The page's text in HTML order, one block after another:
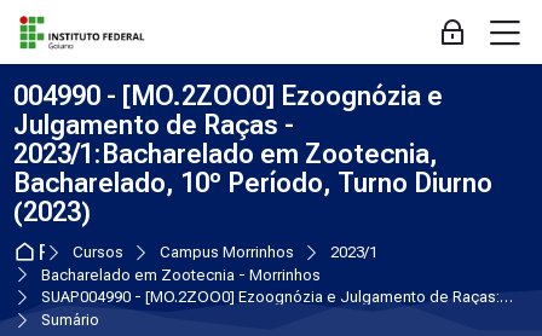
Skip to navigation
Skip to login form
Ir para o conteúdo principal
Skip to accessibility options
Skip to footer
Skip accessibility options
Acessar
004990 - [MO.2ZOO0] Ezoognózia e
Julgamento de Raças -
2023/1:Bacharelado em Zootecnia,
Bacharelado, 10º Período, Turno Diurno
(2023)
Página inicial
Cursos Campus Morrinhos
2023/1
Bacharelado em Zootecnia - Morrinhos
SUAP004990 - [MO.2ZOO0] Ezoognózia e Julgamento de Raças:Bacharelado em Zootecnia, Bacharelado, 10º Período, Turno Diurno (2023)
Sumário